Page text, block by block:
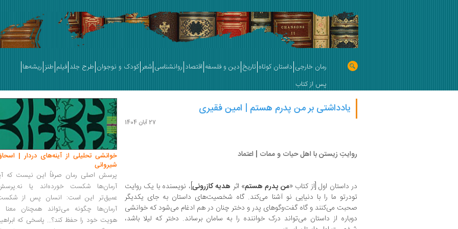
رمان خارجی داستان کوتاه تاریخ دین و فلسفه اقتصاد روانشناسی شعر کودک و نوجوان طرح جلد فیلم طنز ریشه‌ها
پس از کتاب
یادداشتی بر من پدرم هستم | امین فقیری
27 آبان 1404
روایتِ زیستن با اهل حیات و ممات | اعتماد
در داستان اول [از کتاب «من پدرم هستم» اثر هدیه کازرونی]، نویسنده با یک روایت
تودرتو ما را با دنیایی نو آشنا می‌کند. گاه شخصیت‌های داستان به جای یکدیگر
صحبت می‌کنند و گاه گفت‌وگوهای پدر و دختر چنان در هم ادغام می‌شود که خوانشی
دوباره از داستان می‌تواند درک خواننده را به سامان برساند. دختر که لیلا باشد،
خوانشی تحلیلی از آینه‌های دردار |
شیروانی
پرسش اصلی رمان صرفاً این نیست که
آرمان‌ها شکست خورده‌اند یا
عمیق‌تر این است: انسان پس از
آرمان‌ها چگونه می‌تواند همچنان معنا
هویت خود را حفظ کند؟... پاسخی که